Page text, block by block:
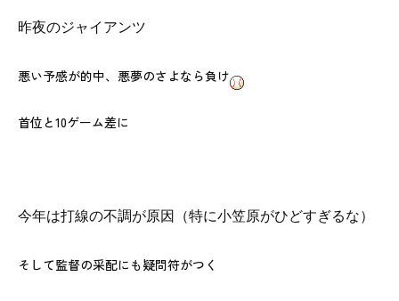
昨夜のジャイアンツ
悪い予感が的中、悪夢のさよなら負け
首位と10ゲーム差に
今年は打線の不調が原因（特に小笠原がひどすぎるな）
そして監督の采配にも疑問符がつく